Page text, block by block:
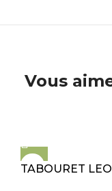
Vous
TABOURET LEO